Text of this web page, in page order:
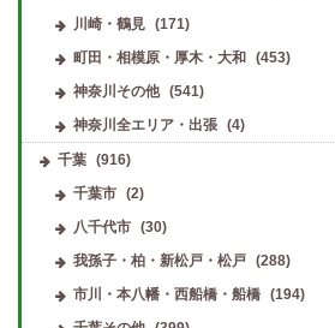
川崎・鶴見
(171)
町田・相模原・厚木・大和
(453)
神奈川その他
(541)
神奈川全エリア・出張
(4)
千葉 (916)
千葉市
(2)
八千代市
(30)
我孫子・柏・新松戸・松戸
(288)
市川・本八幡・西船橋・船橋
(194)